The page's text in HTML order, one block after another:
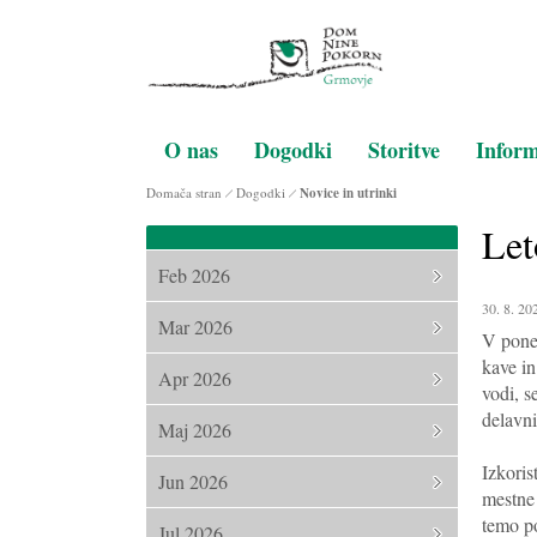
O nas Dogodki Storitve
Domača stran Dogodki Novice in utrinki
30. 8.
V
kave
vodi,
temo
Feb 2026
Mar 2026
Apr 2026
Maj 2026
Jun 2026